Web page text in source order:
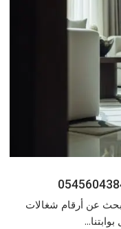
عن أرقام شغالات